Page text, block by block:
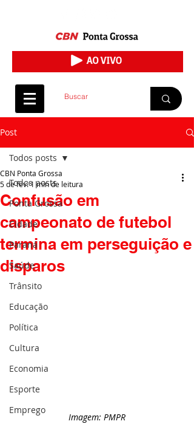
Post
Todos posts
Ponta Grossa
Cidade
Paraná
Saúde
Trânsito
Educação
Política
Cultura
Economia
Esporte
Emprego
Todos posts
Confusão em
campeonato de futebol
termina em perseguição e
disparos
CBN Ponta Grossa
5 de fev.1 min de leitura
Imagem: PMPR